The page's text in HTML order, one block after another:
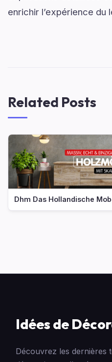
enrichir l’expérience du
Related Posts
Dhm Das Hollandische
Idées de
Découvrez les dernières